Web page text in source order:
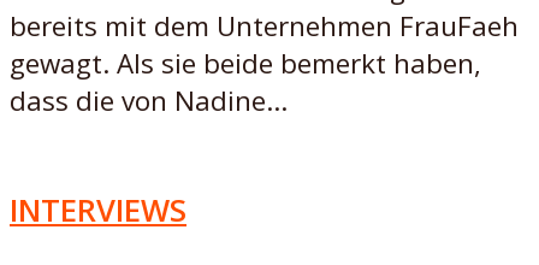
bereits mit dem Unternehmen FrauFaeh
gewagt. Als sie beide bemerkt haben,
dass die von Nadine...
INTERVIEWS